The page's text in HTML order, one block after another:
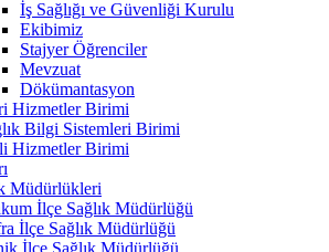
İş Sağlığı ve Güvenliği Kurulu
Ekibimiz
Stajyer Öğrenciler
Mevzuat
Dökümantasyon
Hizmetler Birimi
Bilgi Sistemleri Birimi
Hizmetler Birimi
Müdürlükleri
İlçe Sağlık Müdürlüğü
İlçe Sağlık Müdürlüğü
İlçe Sağlık Müdürlüğü